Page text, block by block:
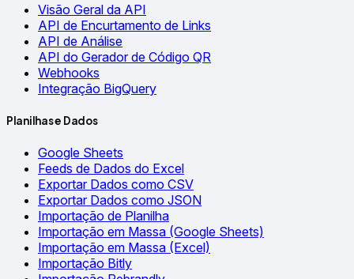
Visão Geral da API
API de Encurtamento de Links
API de Análise
API do Gerador de Código QR
Webhooks
Integração BigQuery
Planilhas e Dados
Google Sheets
Feeds de Dados do Excel
Exportar Dados como CSV
Exportar Dados como JSON
Importação de Planilha
Importação em Massa (Google Sheets)
Importação em Massa (Excel)
Importação Bitly